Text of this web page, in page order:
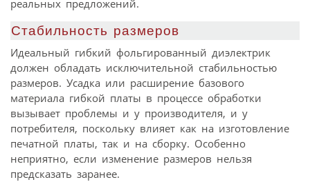
реальных предложений.
Стабильность размеров
Идеальный гибкий фольгированный диэлектрик
должен обладать исключительной стабильностью
размеров. Усадка или расширение базового
материала гибкой платы в процессе обработки
вызывает проблемы и у производителя, и у
потребителя, поскольку влияет как на изготовление
печатной платы, так и на сборку. Особенно
неприятно, если изменение размеров нельзя
предсказать заранее.